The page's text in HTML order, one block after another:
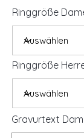
Ringgröße
Ringgröße
Gravurtext